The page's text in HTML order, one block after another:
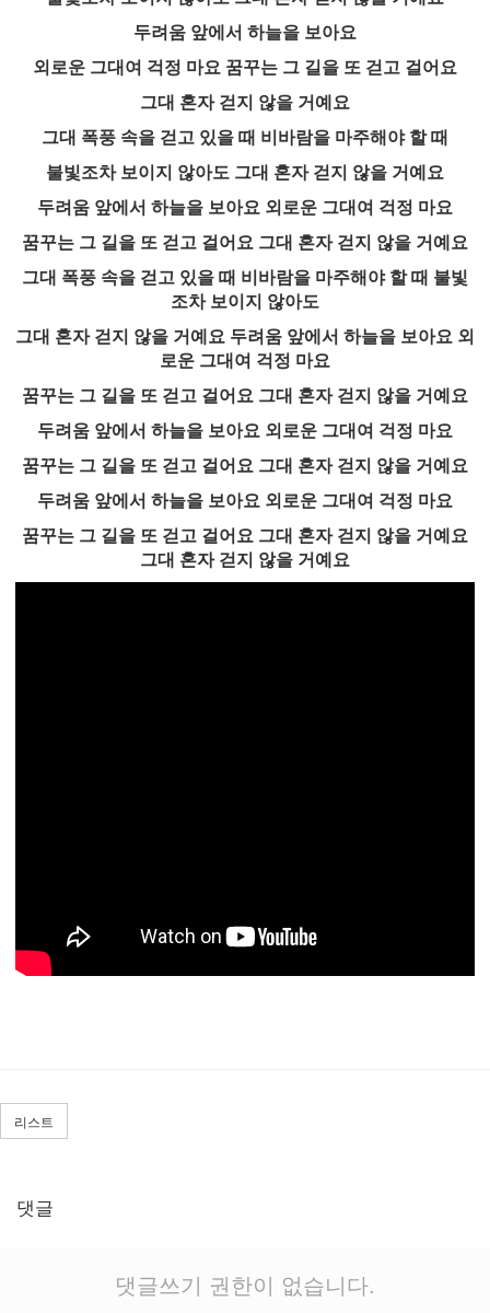
두려움 앞에서 하늘을 보아요
외로운 그대여 걱정 마요 꿈꾸는 그 길을 또 걷고 걸어요
그대 혼자 걷지 않을 거예요
그대 폭풍 속을 걷고 있을 때 비바람을 마주해야 할 때
불빛조차 보이지 않아도 그대 혼자 걷지 않을 거예요
두려움 앞에서 하늘을 보아요 외로운 그대여 걱정 마요
꿈꾸는 그 길을 또 걷고 걸어요 그대 혼자 걷지 않을 거예요
그대 폭풍 속을 걷고 있을 때 비바람을 마주해야 할 때 불빛
조차 보이지 않아도
그대 혼자 걷지 않을 거예요 두려움 앞에서 하늘을 보아요 외
로운 그대여 걱정 마요
꿈꾸는 그 길을 또 걷고 걸어요 그대 혼자 걷지 않을 거예요
두려움 앞에서 하늘을 보아요 외로운 그대여 걱정 마요
꿈꾸는 그 길을 또 걷고 걸어요 그대 혼자 걷지 않을 거예요
두려움 앞에서 하늘을 보아요 외로운 그대여 걱정 마요
꿈꾸는 그 길을 또 걷고 걸어요 그대 혼자 걷지 않을 거예요
그대 혼자 걷지 않을 거예요
리스트
댓글
댓글쓰기 권한이 없습니다.